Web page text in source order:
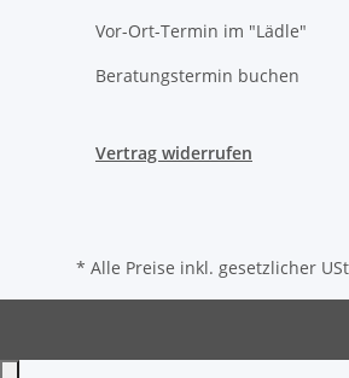
Vor-Ort-Termin im "Lädle"
Beratungstermin buchen
Vertrag widerrufen
* Alle Preise inkl. gesetzlicher